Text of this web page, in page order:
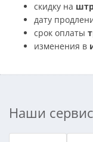
скидку на
дату
срок оплаты
изменения в
Наши